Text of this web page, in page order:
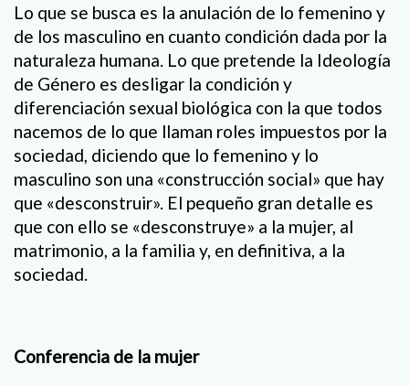
Lo que se busca es la anulación de lo femenino y
de los masculino en cuanto condición dada por la
naturaleza humana. Lo que pretende la Ideología
de Género es desligar la condición y
diferenciación sexual biológica con la que todos
nacemos de lo que llaman roles impuestos por la
sociedad, diciendo que lo femenino y lo
masculino son una «construcción social» que hay
que «desconstruir». El pequeño gran detalle es
que con ello se «desconstruye» a la mujer, al
matrimonio, a la familia y, en definitiva, a la
sociedad.
Conferencia de la mujer